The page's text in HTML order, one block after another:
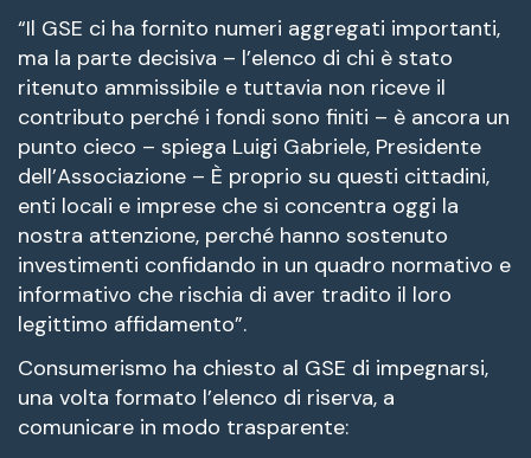
“Il GSE ci ha fornito numeri aggregati importanti,
ma la parte decisiva – l’elenco di chi è stato
ritenuto ammissibile e tuttavia non riceve il
contributo perché i fondi sono finiti – è ancora un
punto cieco – spiega Luigi Gabriele, Presidente
dell’Associazione – È proprio su questi cittadini,
enti locali e imprese che si concentra oggi la
nostra attenzione, perché hanno sostenuto
investimenti confidando in un quadro normativo e
informativo che rischia di aver tradito il loro
legittimo affidamento”.
Consumerismo ha chiesto al GSE di impegnarsi,
una volta formato l’elenco di riserva, a
comunicare in modo trasparente: